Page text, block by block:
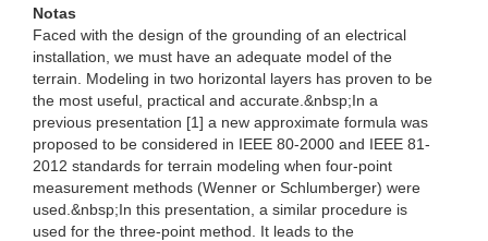
Notas
Faced with the design of the grounding of an electrical
installation, we must have an adequate model of the
terrain. Modeling in two horizontal layers has proven to be
the most useful, practical and accurate.&nbsp;In a
previous presentation [1] a new approximate formula was
proposed to be considered in IEEE 80-2000 and IEEE 81-
2012 standards for terrain modeling when four-point
measurement methods (Wenner or Schlumberger) were
used.&nbsp;In this presentation, a similar procedure is
used for the three-point method. It leads to the